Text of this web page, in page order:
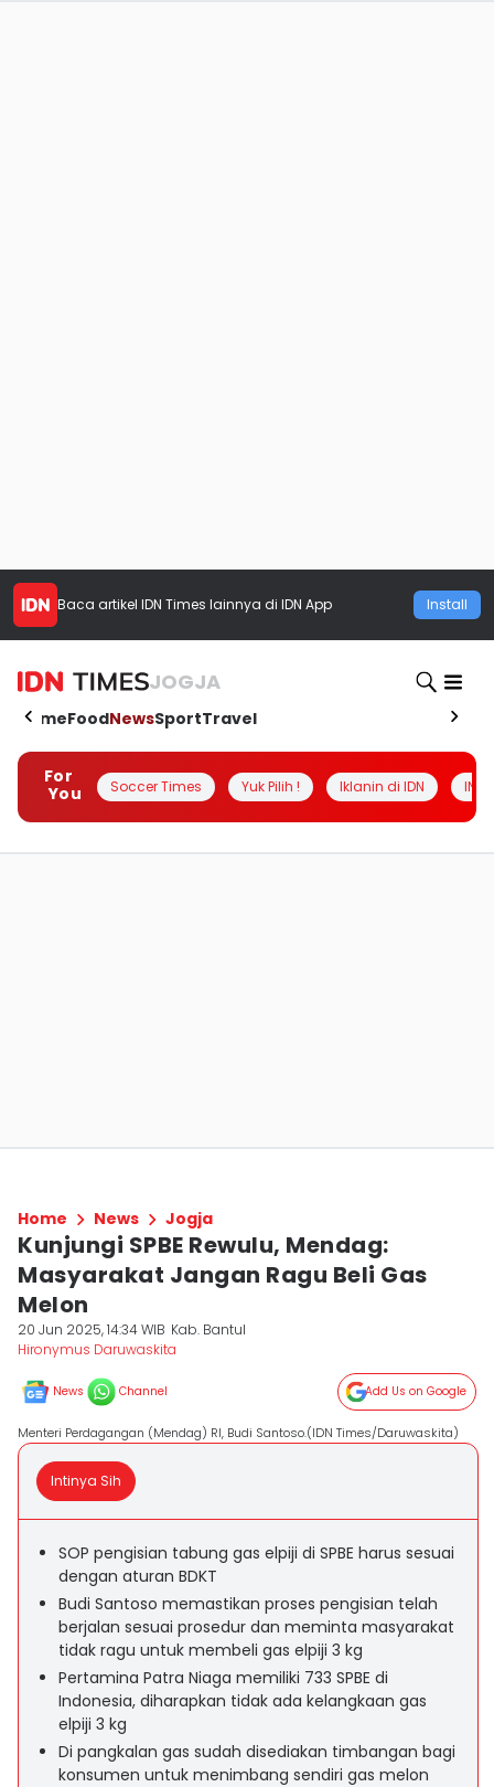
Baca artikel IDN Times lainnya di IDN App Install
JOGJA
HomeFoodNewsSportTravel
For
You
Soccer Times Yuk Pilih ! Iklanin di IDN
Home News Jogja
Kunjungi SPBE Rewulu, Mendag:
Masyarakat Jangan Ragu Beli Gas
Melon
20 Jun 2025, 14:34 WIB Kab. Bantul
Hironymus Daruwaskita
News Channel Add Us on Google
Menteri Perdagangan (Mendag) RI, Budi Santoso.(IDN Times/Daruwaskita)
Intinya Sih
SOP pengisian tabung gas elpiji di SPBE harus sesuai
dengan aturan BDKT
Budi Santoso memastikan proses pengisian telah
berjalan sesuai prosedur dan meminta masyarakat
tidak ragu untuk membeli gas elpiji 3 kg
Pertamina Patra Niaga memiliki 733 SPBE di
Indonesia, diharapkan tidak ada kelangkaan gas
elpiji 3 kg
Di pangkalan gas sudah disediakan timbangan bagi
konsumen untuk menimbang sendiri gas melon